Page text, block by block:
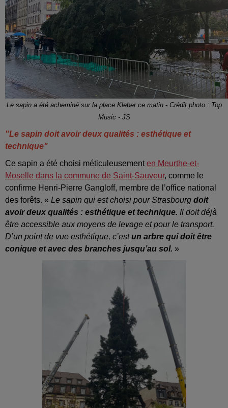
Le sapin a été acheminé sur la place Kleber ce matin - Crédit photo : Top
Music - JS
"Le sapin doit avoir deux qualités : esthétique et
technique"
Ce sapin a été choisi méticuleusementen Meurthe-et-
Moselle dans la commune de Saint-Sauveur, comme le
confirme Henri-Pierre Gangloff, membre de l’office national
des forêts. « Le sapin qui est choisi pour Strasbourg doit
avoir deux qualités : esthétique et technique. Il doit déjà
être accessible aux moyens de levage et pour le transport.
D’un point de vue esthétique, c’estun arbre qui doit être
conique et avec des branches jusqu’au sol. »